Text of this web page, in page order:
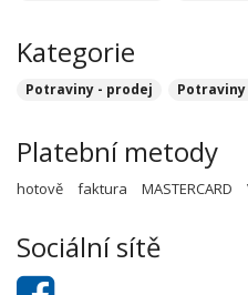
Kategorie
Potraviny - prodej
Platební metody
hotově faktura MASTERCARD
Sociální sítě